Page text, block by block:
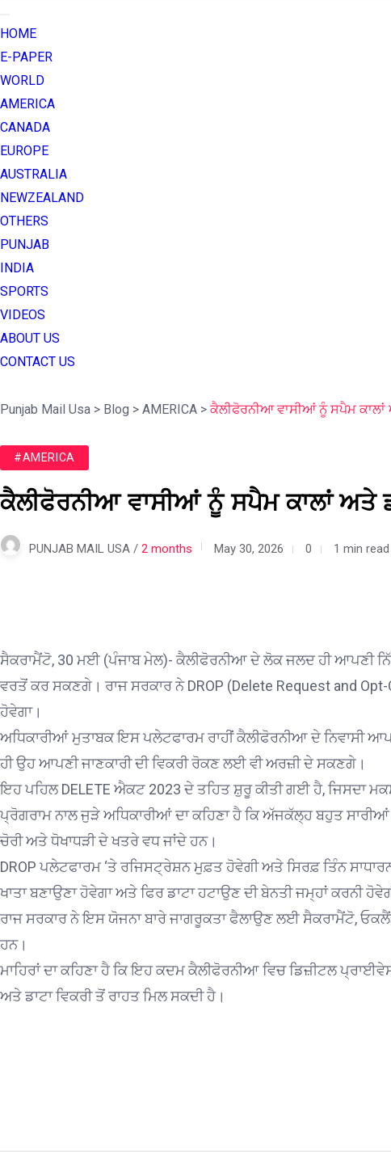
HOME
E-PAPER
WORLD
AMERICA
CANADA
EUROPE
AUSTRALIA
NEWZEALAND
OTHERS
PUNJAB
INDIA
SPORTS
VIDEOS
ABOUT US
CONTACT US
Punjab Mail Usa > Blog > AMERICA > ਕੈਲੀਫੋਰਨੀਆ ਵਾਸੀਆਂ ਨੂੰ ਸਪੈਮ ਕਾਲਾਂ
#AMERICA
ਕੈਲੀਫੋਰਨੀਆ ਵਾਸੀਆਂ ਨੂੰ ਸਪੈਮ ਕਾਲਾਂ ਅਤੇ
PUNJAB MAIL USA / 2 months May 30, 2026 0 1 min read
ਸੈਕਰਾਮੈਂਟੋ, 30 ਮਈ (ਪੰਜਾਬ ਮੇਲ)- ਕੈਲੀਫੋਰਨੀਆ ਦੇ ਲੋਕ ਜਲਦ ਹੀ ਆਪਣੀ
ਵਰਤੋਂ ਕਰ ਸਕਣਗੇ। ਰਾਜ ਸਰਕਾਰ ਨੇ DROP (Delete Request and
ਹੋਵੇਗਾ।
ਅਧਿਕਾਰੀਆਂ ਮੁਤਾਬਕ ਇਸ ਪਲੇਟਫਾਰਮ ਰਾਹੀਂ ਕੈਲੀਫੋਰਨੀਆ ਦੇ ਨਿਵਾਸੀ
ਹੀ ਉਹ ਆਪਣੀ ਜਾਣਕਾਰੀ ਦੀ ਵਿਕਰੀ ਰੋਕਣ ਲਈ ਵੀ ਅਰਜ਼ੀ ਦੇ ਸਕਣਗੇ।
ਇਹ ਪਹਿਲ DELETE ਐਕਟ 2023 ਦੇ ਤਹਿਤ ਸ਼ੁਰੂ ਕੀਤੀ ਗਈ ਹੈ, ਜਿਸਦਾ
ਪ੍ਰੋਗਰਾਮ ਨਾਲ ਜੁੜੇ ਅਧਿਕਾਰੀਆਂ ਦਾ ਕਹਿਣਾ ਹੈ ਕਿ ਅੱਜਕੱਲ੍ਹ ਬਹੁਤ
ਚੋਰੀ ਅਤੇ ਧੋਖਾਧੜੀ ਦੇ ਖਤਰੇ ਵਧ ਜਾਂਦੇ ਹਨ।
DROP ਪਲੇਟਫਾਰਮ ‘ਤੇ ਰਜਿਸਟ੍ਰੇਸ਼ਨ ਮੁਫ਼ਤ ਹੋਵੇਗੀ ਅਤੇ ਸਿਰਫ਼ ਤਿੰਨ
ਖਾਤਾ ਬਣਾਉਣਾ ਹੋਵੇਗਾ ਅਤੇ ਫਿਰ ਡਾਟਾ ਹਟਾਉਣ ਦੀ ਬੇਨਤੀ ਜਮ੍ਹਾਂ ਕਰਨੀ
ਰਾਜ ਸਰਕਾਰ ਨੇ ਇਸ ਯੋਜਨਾ ਬਾਰੇ ਜਾਗਰੂਕਤਾ ਫੈਲਾਉਣ ਲਈ ਸੈਕਰਾਮੈਂਟੋ,
ਹਨ।
ਮਾਹਿਰਾਂ ਦਾ ਕਹਿਣਾ ਹੈ ਕਿ ਇਹ ਕਦਮ ਕੈਲੀਫੋਰਨੀਆ ਵਿਚ ਡਿਜ਼ੀਟਲ
ਅਤੇ ਡਾਟਾ ਵਿਕਰੀ ਤੋਂ ਰਾਹਤ ਮਿਲ ਸਕਦੀ ਹੈ।